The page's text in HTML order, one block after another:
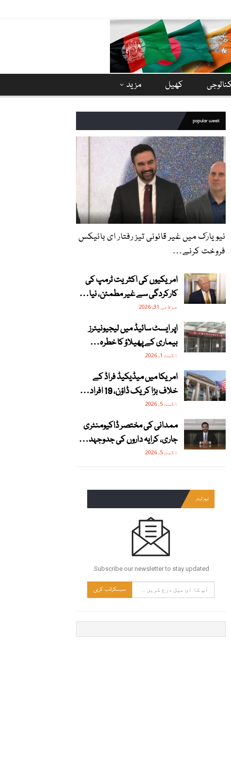
کھیل مزید
popular week
نیویارک میں غیر قانونی تیز رفتار ای بائیکس
فروخت کرنے…
امریکیوں کی اکثریت ٹرمپ کی
کارکردگی سے غیر مطمئن، نیا…
جولائی 31, 2026
اپر ایسٹ سائیڈ میں لیجیونیئرز
بیماری کے پھیلاؤ کا خطرہ…
اگست 1, 2026
امریکا میں میڈیکیڈ فراڈ کے
خلاف بڑا کریک ڈاؤن، 19 افراد…
اگست 5, 2026
ممدانی کی مختصر ڈاکیومنٹری
جاری، کرایہ داروں کی جدوجہد…
اگست 5, 2026
نیوز لیٹر
Subscribe our newsletter to stay updated.
سبسکرائب کریں